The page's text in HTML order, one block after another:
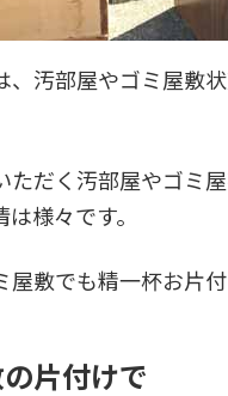
、汚部屋やゴミ屋敷
ただく汚部屋やゴミ
様々です。
敷でも精一杯お片
片付けで